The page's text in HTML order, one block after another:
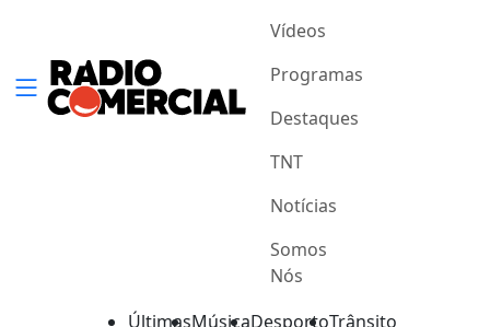
Vídeos
Programas
Destaques
TNT
Notícias
Somos
Nós
ÚltimasMúsicaDesportoTrânsito